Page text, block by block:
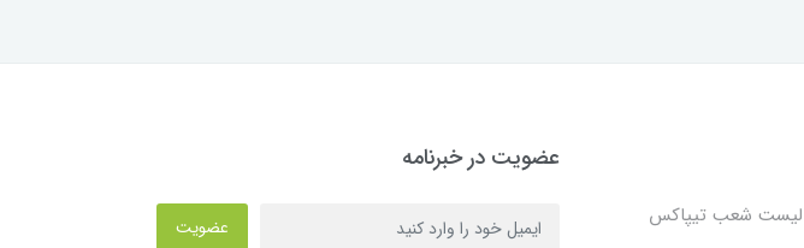
لیست شعب تیپاکس
عضویت در خبرنامه
عضویت